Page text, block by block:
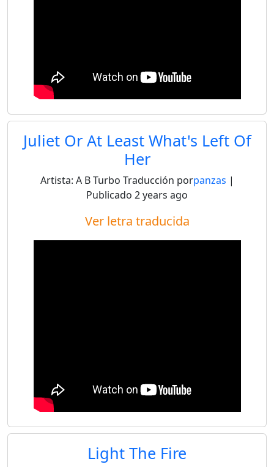
Juliet Or At Least What's Left Of
Her
Artista: A B Turbo Traducción porpanzas |
Publicado 2 years ago
Ver letra traducida
Light The Fire